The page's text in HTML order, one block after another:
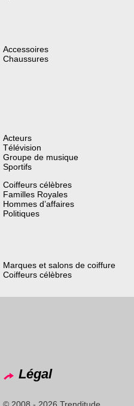
Accessoires
Chaussures
Acteurs
Télévision
Groupe de musique
Sportifs
Coiffeurs célèbres
Familles Royales
Hommes d’affaires
Politiques
Marques et salons de coiffure
Coiffeurs célèbres
Légal